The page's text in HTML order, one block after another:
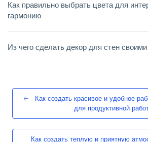
Как правильно выбрать цвета для
гармонию
Из чего сделать декор для стен
Как создать красивое и удобное
для продуктивной
Как создать теплую и приятную